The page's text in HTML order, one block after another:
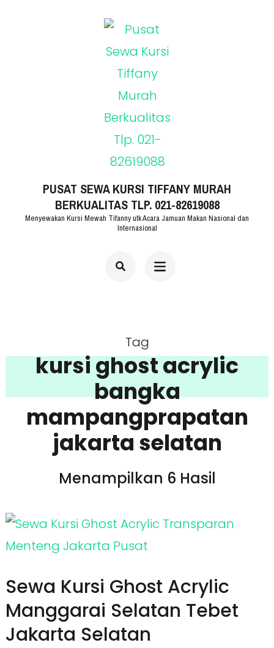
PUSAT SEWA KURSI TIFFANY MURAH
BERKUALITAS TLP. 021-82619088
Menyewakan Kursi Mewah Tifanny utk Acara Jamuan Makan Nasional dan
Internasional
Tag
kursi ghost acrylic
bangka
mampangprapatan
jakarta selatan
Menampilkan 6 Hasil
Sewa Kursi Ghost Acrylic
Manggarai Selatan Tebet
Jakarta Selatan